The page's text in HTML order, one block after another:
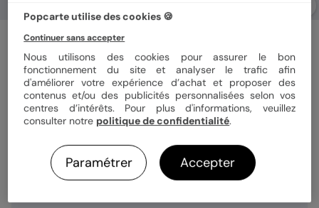
Invitation anniversaire enfant
Coloriage Château
Format 14x14 cm
Quantité Échantillon personnalisé
Popcarte utilise des cookies 🍪
Continuer sans accepter
Nous utilisons des cookies pour assurer le bon
fonctionnement du site et analyser le trafic afin
d'améliorer votre expérience d’achat et proposer des
contenus et/ou des publicités personnalisées selon vos
centres d’intérêts. Pour plus d'informations, veuillez
consulter notre politique de confidentialité.
Paramétrer Accepter